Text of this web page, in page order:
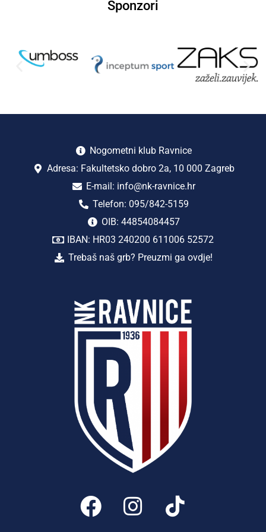
Sponzori
Nogometni klub Ravnice
Adresa: Fakultetsko dobro 2a, 10 000 Zagreb
E-mail: info@nk-ravnice.hr
Telefon: 095/842-5159
OIB: 44854084457
IBAN: HR03 240200 611006 52572
Trebaš naš grb? Preuzmi ga ovdje!